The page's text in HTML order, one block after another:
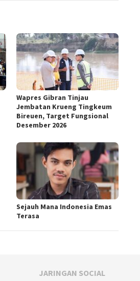
Wapres Gibran Tinjau
Jembatan Krueng Tingkeum
Bireuen, Target Fungsional
Desember 2026
Sejauh Mana Indonesia Emas
Terasa
JARINGAN SOCIAL